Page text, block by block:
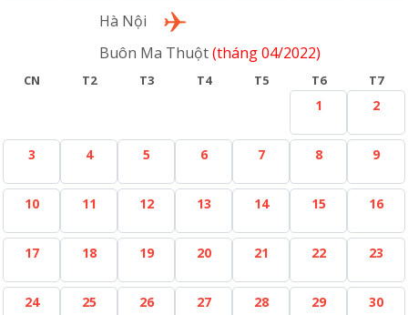
Hà Nội
Buôn Ma Thuột(tháng 04/2022)
CN T2 T3 T4 T5 T6 T7
1 2
3 4 5 6 7 8 9
10 11 12 13 14 15 16
17 18 19 20 21 22 23
24 25 26 27 28 29 30